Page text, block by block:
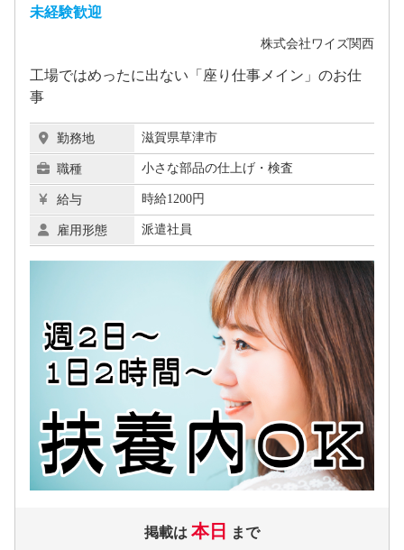
未経験歓迎
株式会社ワイズ関西
工場ではめったに出ない「座り仕事メイン」のお仕
事
勤務地 滋賀県草津市
職種 小さな部品の仕上げ・検査
給与 時給1200円
雇用形態 派遣社員
掲載は 本日 まで